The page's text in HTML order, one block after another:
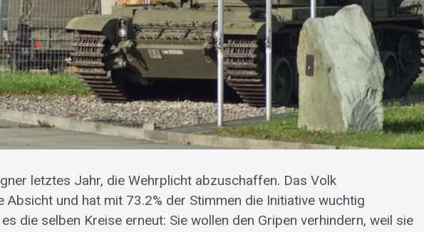
letztes Jahr, die Wehrplicht abzuschaffen. Das Volk
und hat mit 73.2% der Stimmen die Initiative wuchtig
die selben Kreise erneut: Sie wollen den Gripen verhindern, weil sie